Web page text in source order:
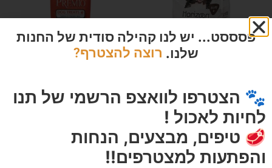
הורייזן כלב בוגר כבש נטול דגנים
SOFT
הרוויחו 5.75 נקודות ⭐
₪ 115.00
חטיף פרימיו קוביות סלמון ועוף
19.00
פסססט... יש לנו קהילה סודית של החנות
שלנו. רוצה להצטרף?
🐾 הצטרפו לוואצפ הרשמי של תנו
לחיות לאכול !
🥩 טיפים, מבצעים, הנחות
והפתעות למצטרפים!!